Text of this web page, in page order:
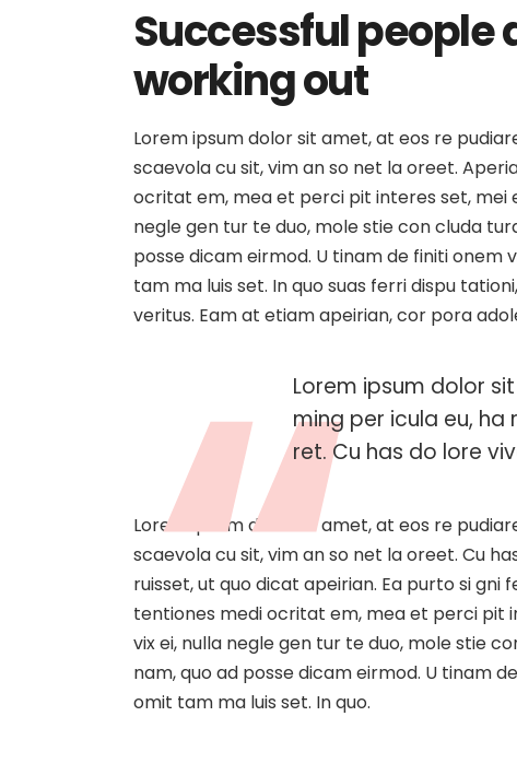
Successful people
working out
Lorem ipsum dolor sit amet, at eos re
scaevola cu sit, vim an so net la oreet.
ocritat em, mea et perci pit interes set, mei
negle gen tur te duo, mole stie con cluda
posse dicam eirmod. U tinam de finiti onem
tam ma luis set. In quo suas ferri dispu
veritus. Eam at etiam apeirian, cor pora
Lorem ipsum dolor
ming per icula eu, ha
ret. Cu has do lore
Lorem ipsum dolor sit amet, at eos re
scaevola cu sit, vim an so net la oreet. Cu
ruisset, ut quo dicat apeirian. Ea purto si
tentiones medi ocritat em, mea et perci pit
vix ei, nulla negle gen tur te duo, mole stie
nam, quo ad posse dicam eirmod. U tinam
omit tam ma luis set. In quo.